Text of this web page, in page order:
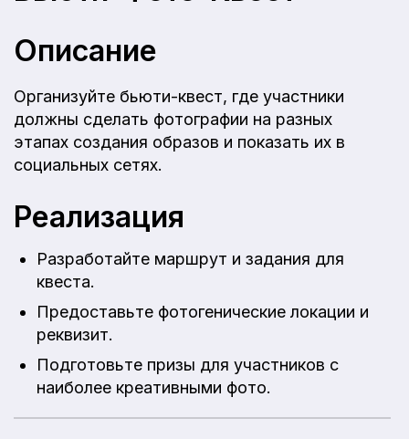
Описание
Организуйте бьюти-квест, где участники
должны сделать фотографии на разных
этапах создания образов и показать их в
социальных сетях.
Реализация
Разработайте маршрут и задания для
квеста.
Предоставьте фотогенические локации и
реквизит.
Подготовьте призы для участников с
наиболее креативными фото.